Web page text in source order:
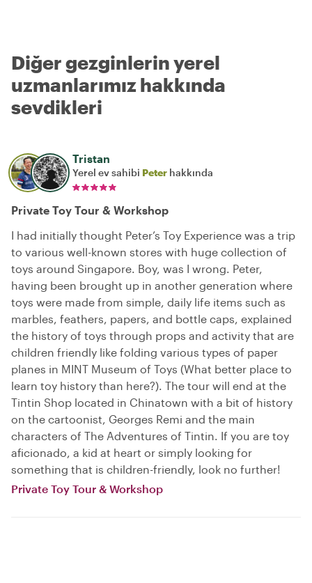
Diğer gezginlerin yerel
uzmanlarımız hakkında
sevdikleri
Tristan
Yerel ev sahibi Peter hakkında
Private Toy Tour & Workshop
I had initially thought Peter’s Toy Experience was a trip
to various well-known stores with huge collection of
toys around Singapore. Boy, was I wrong. Peter,
having been brought up in another generation where
toys were made from simple, daily life items such as
marbles, feathers, papers, and bottle caps, explained
the history of toys through props and activity that are
children friendly like folding various types of paper
planes in MINT Museum of Toys (What better place to
learn toy history than here?). The tour will end at the
Tintin Shop located in Chinatown with a bit of history
on the cartoonist, Georges Remi and the main
characters of The Adventures of Tintin. If you are toy
aficionado, a kid at heart or simply looking for
something that is children-friendly, look no further!
Private Toy Tour & Workshop